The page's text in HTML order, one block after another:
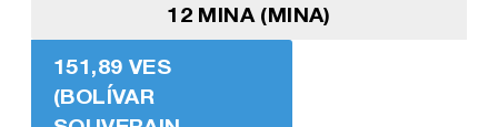
12 MINA (MINA)
151,89 VES
(BOLÍVAR